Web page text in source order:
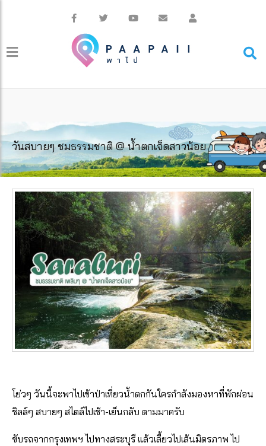
วันสบายๆ ชมธรรมชาติ @ น้ำตกเจ็ดสาวน้อย
โย่วๆ วันนี้จะพาไปเข้าป่าเที่ยวน้ำตกกันใครกำลังมองหาที่พักผ่อน
ชิลล์ๆ สบายๆ สไตล์ไปเช้า-เย็นกลับ ตามมาครับ
ขับรถจากกรุงเทพฯ ไปทางสระบุรี แล้วเลี้ยวไปเส้นมิตรภาพ ไป